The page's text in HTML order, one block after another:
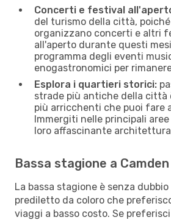
Concerti e festival
del turismo della città,
organizzano concerti e altri
all'aperto durante questi
programma degli eventi
enogastronomici per
Esplora i quartieri storici:
strade più antiche della città
più arricchenti che puoi fare
Immergiti nelle principali
loro affascinante
Bassa stagione a Camden
La bassa stagione è senza
prediletto da coloro che
viaggi a basso costo. Se